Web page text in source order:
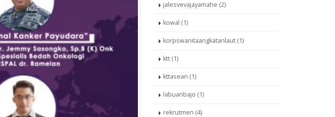
jalesvevajayamahe (2)
kowal (1)
korpswanitaangkatanlaut (1)
ktt (1)
kttasean (1)
labuanbajo (1)
rekrutmen (4)